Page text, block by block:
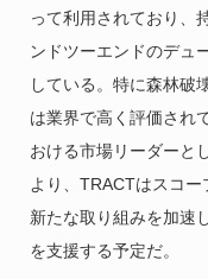
って利用されており、
ンドツーエンドのデュ
している。特に森林破
は業界で高く評価され
おける市場リーダーと
より、TRACTはスコ
新たな取り組みを加速
を支援する予定だ。